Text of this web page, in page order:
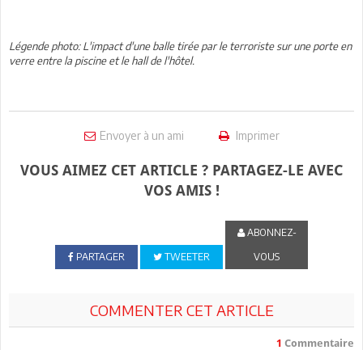
Légende photo: L'impact d'une balle tirée par le terroriste sur une porte en
verre entre la piscine et le hall de l'hôtel.
Envoyer à un ami Imprimer
VOUS AIMEZ CET ARTICLE ? PARTAGEZ-LE AVEC
VOS AMIS !
PARTAGER TWEETER
ABONNEZ-
VOUS
COMMENTER CET ARTICLE
1 Commentaire